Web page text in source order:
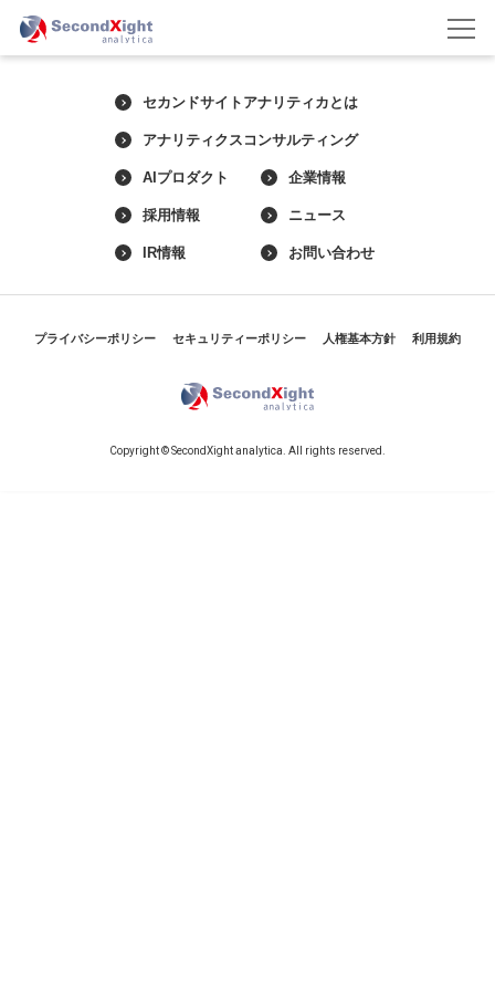
セカンドサイトアナリティカとは
アナリティクスコンサルティング
AIプロダクト 企業情報
採用情報 ニュース
IR情報 お問い合わせ
プライバシーポリシー セキュリティーポリシー 人権基本方針 利用規約
Copyright © SecondXight analytica. All rights reserved.